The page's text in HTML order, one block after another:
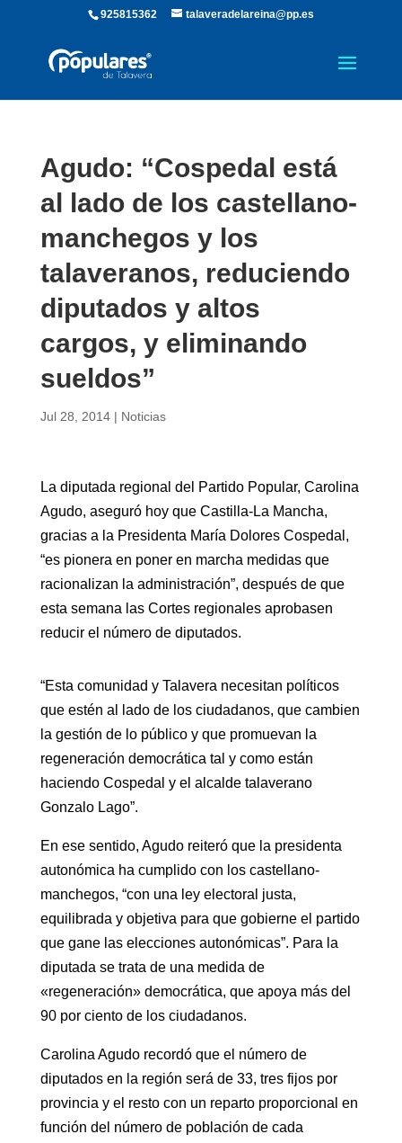
925815362 talaveradelareina@pp.es
Agudo: “Cospedal está
al lado de los castellano-
manchegos y los
talaveranos, reduciendo
diputados y altos
cargos, y eliminando
sueldos”
Jul 28, 2014| Noticias
La diputada regional del Partido Popular, Carolina
Agudo, aseguró hoy que Castilla-La Mancha,
gracias a la Presidenta María Dolores Cospedal,
“es pionera en poner en marcha medidas que
racionalizan la administración”, después de que
esta semana las Cortes regionales aprobasen
reducir el número de diputados.
“Esta comunidad y Talavera necesitan políticos
que estén al lado de los ciudadanos, que cambien
la gestión de lo público y que promuevan la
regeneración democrática tal y como están
haciendo Cospedal y el alcalde talaverano
Gonzalo Lago”.
En ese sentido, Agudo reiteró que la presidenta
autonómica ha cumplido con los castellano-
manchegos, “con una ley electoral justa,
equilibrada y objetiva para que gobierne el partido
que gane las elecciones autonómicas”. Para la
diputada se trata de una medida de
«regeneración» democrática, que apoya más del
90 por ciento de los ciudadanos.
Carolina Agudo recordó que el número de
diputados en la región será de 33, tres fijos por
provincia y el resto con un reparto proporcional en
función del número de población de cada